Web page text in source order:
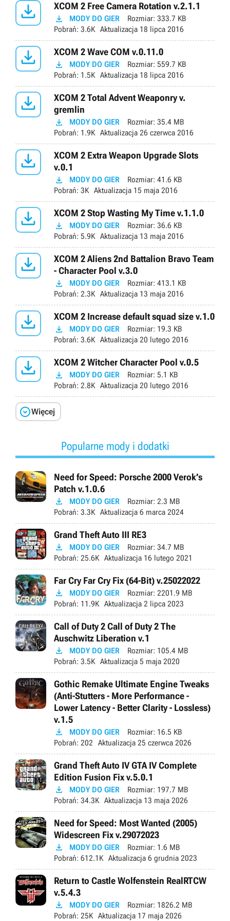
 XCOM 2 Free Camera Rotation v.2.1.1
 MODY DO GIER Rozmiar: 333.7 KB
Pobrań: 3.6K Aktualizacja 18 lipca 2016
 XCOM 2 Wave COM v.0.11.0
 MODY DO GIER Rozmiar: 559.7 KB
Pobrań: 1.5K Aktualizacja 18 lipca 2016

XCOM 2 Total Advent Weaponry v.
gremlin
 MODY DO GIER Rozmiar: 35.4 MB
Pobrań: 1.9K Aktualizacja 26 czerwca 2016

XCOM 2 Extra Weapon Upgrade Slots
v.0.1
 MODY DO GIER Rozmiar: 41.6 KB
Pobrań: 3K Aktualizacja 15 maja 2016
 XCOM 2 Stop Wasting My Time v.1.1.0
 MODY DO GIER Rozmiar: 36.6 KB
Pobrań: 5.9K Aktualizacja 13 maja 2016

XCOM 2 Aliens 2nd Battalion Bravo Team
- Character Pool v.3.0
 MODY DO GIER Rozmiar: 413.1 KB
Pobrań: 2.3K Aktualizacja 13 maja 2016
 XCOM 2 Increase default squad size v.1.0
 MODY DO GIER Rozmiar: 19.3 KB
Pobrań: 3.6K Aktualizacja 20 lutego 2016
 XCOM 2 Witcher Character Pool v.0.5
 MODY DO GIER Rozmiar: 5.1 KB
Pobrań: 2.8K Aktualizacja 20 lutego 2016
Więcej
Popularne mody i dodatki
Need for Speed: Porsche 2000 Verok’s
Patch v.1.0.6
 MODY DO GIER Rozmiar: 2.3 MB
Pobrań: 3.3K Aktualizacja 6 marca 2024
Grand Theft Auto III RE3
 MODY DO GIER Rozmiar: 34.7 MB
Pobrań: 25.6K Aktualizacja 16 lutego 2021
Far Cry Far Cry Fix (64-Bit) v.25022022
 MODY DO GIER Rozmiar: 2201.9 MB
Pobrań: 11.9K Aktualizacja 2 lipca 2023
Call of Duty 2 Call of Duty 2 The
Auschwitz Liberation v.1
 MODY DO GIER Rozmiar: 105.4 MB
Pobrań: 3.5K Aktualizacja 5 maja 2020
Gothic Remake Ultimate Engine Tweaks
(Anti-Stutters - More Performance -
Lower Latency - Better Clarity - Lossless)
v.1.5
 MODY DO GIER Rozmiar: 16.5 KB
Pobrań: 202 Aktualizacja 25 czerwca 2026
Grand Theft Auto IV GTA IV Complete
Edition Fusion Fix v.5.0.1
 MODY DO GIER Rozmiar: 197.7 MB
Pobrań: 34.3K Aktualizacja 13 maja 2026
Need for Speed: Most Wanted (2005)
Widescreen Fix v.29072023
 MODY DO GIER Rozmiar: 1.6 MB
Pobrań: 612.1K Aktualizacja 6 grudnia 2023
Return to Castle Wolfenstein RealRTCW
v.5.4.3
 MODY DO GIER Rozmiar: 1826.2 MB
Pobrań: 25K Aktualizacja 17 maja 2026